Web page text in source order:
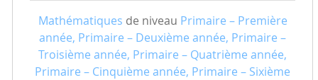
Mathématiques de niveau Primaire – Première
année, Primaire – Deuxième année, Primaire –
Troisième année, Primaire – Quatrième année,
Primaire – Cinquième année, Primaire – Sixième